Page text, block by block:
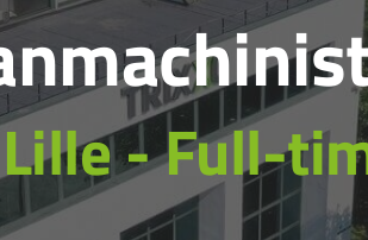
Lille - Full-